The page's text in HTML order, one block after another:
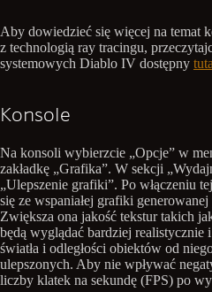
Aby dowiedzieć się więcej na temat
z technologią ray tracingu,
systemowych Diablo IV dostępny
Konsole
Na konsoli wybierzcie „Opcje” w
zakładkę „Grafika”. W sekcji
„Ulepszenie grafiki”. Po włączeniu
się ze wspaniałej grafiki
Zwiększa ona jakość tekstur takich
będą wyglądać bardziej realistycznie
światła i odległości obiektów od
ulepszonych. Aby nie wpływać
liczby klatek na sekundę (FPS) po